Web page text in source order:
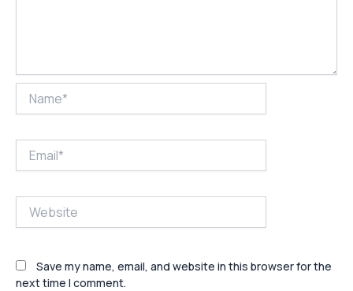
Save my name, email, and website in this browser for the
next time I comment.